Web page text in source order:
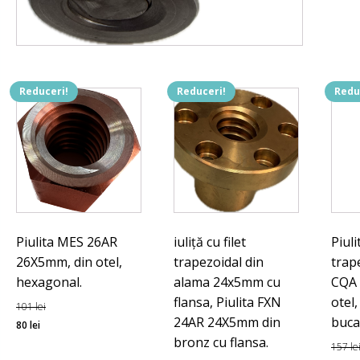
din
Reduceri!
Piulita MES 26AR
26X5mm, din otel,
hexagonal.
101lei
Prețul
80 leiPrețul
Reduceri!
iuliță cu filet
trapezoidal din
alama 24x5mm cu
flansa, Piulita FXN
24AR 24X5mm din
bronz cu flansa.
157lei